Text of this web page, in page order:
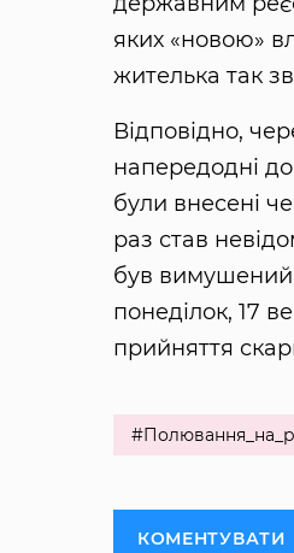
яких «новою»
жителька так
Відповідно,
напередодні
були внесені
раз став
був вимушений
понеділок, 17
прийняття
КОМЕНТУВАТИ